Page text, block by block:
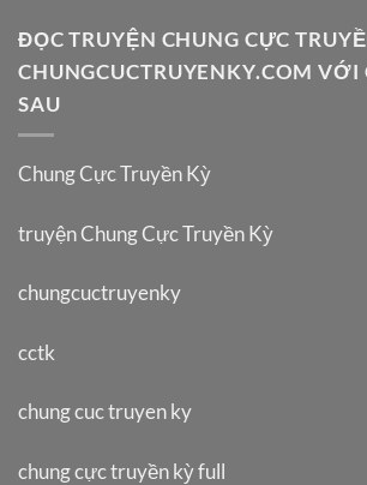
ĐỌC TRUYỆN CHUNG CỰC
CHUNGCUCTRUYENKY.COM VỚI
SAU
Chung Cực Truyền Kỳ
truyện Chung Cực Truyền Kỳ
chungcuctruyenky
cctk
chung cuc truyen ky
chung cực truyền kỳ full